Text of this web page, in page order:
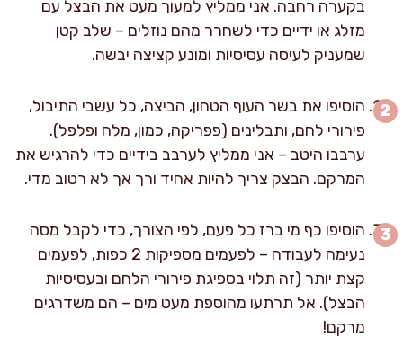
בקערה רחבה. אני ממליץ למעוך מעט את הבצל עם
מזלג או ידיים כדי לשחרר מהם נוזלים – שלב קטן
שמעניק לעיסה עסיסיות ומונע קציצה יבשה.
הוסיפו את בשר העוף הטחון, הביצה, כל עשבי התיבול,
פירורי לחם, ותבלינים (פפריקה, כמון, מלח ופלפל).
ערבבו היטב – אני ממליץ לערבב בידיים כדי להרגיש את
המרקם. הבצק צריך להיות אחיד ורך אך לא רטוב מדי.
הוסיפו כף מי ברז כל פעם, לפי הצורך, כדי לקבל מסה
נעימה לעבודה – לפעמים מספיקות 2 כפות, לפעמים
קצת יותר (זה תלוי בספיגת פירורי הלחם ובעסיסיות
הבצל). אל תרתעו מהוספת מעט מים – הם משדרגים
מרקם!